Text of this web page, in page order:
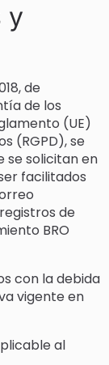
y
de
de los
(UE)
(RGPD), se
se solicitan en
facilitados
de
BRO
con la debida
vigente en
al